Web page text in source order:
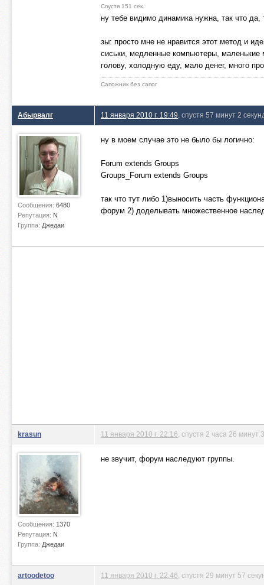
Спустя 151 сек.
ну тебе видимо динамика нужна, так что
зы: просто мне не нравится этот метод и
сиськи, медленные компьютеры, маленькие
голову, холодную еду, мало денег, много
Сапожник без сапог
Абырвалг
Сообщения: 6480
Репутация: N
Группа: Джедаи
11 января 2010 г. 19:49 , спустя 57 минут 2
ну в моем случае это не было бы логично:
Forum extends Groups
Groups_Forum extends Groups
так что тут либо 1)выносить часть
форум 2) доделывать множественное
krasun
Сообщения: 1370
Репутация: N
Группа: Джедаи
11 января 2010 г. 22:16 , спустя 2 часа 26 минут
не звучит, форум наследуют группы.
artoodetoo 11 января 2010 г. 22:46 , спустя 29 минут 57